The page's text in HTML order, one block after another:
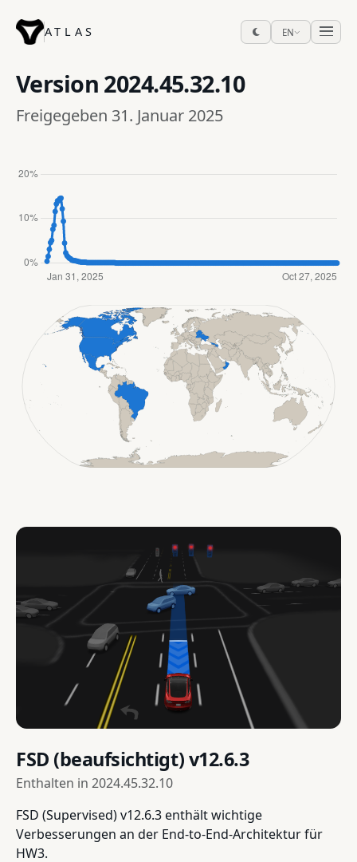
ATLAS EN
Version 2024.45.32.10
Freigegeben 31. Januar 2025
FSD (beaufsichtigt) v12.6.3
Enthalten in 2024.45.32.10
FSD (Supervised) v12.6.3 enthält wichtige
Verbesserungen an der End-to-End-Architektur für
HW3.